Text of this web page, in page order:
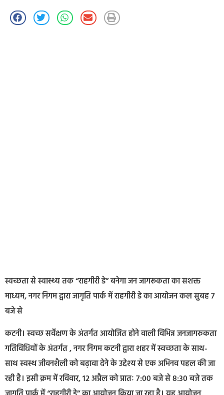
स्वच्छता से स्वास्थ्य तक “राहगीरी डे” बनेगा जन जागरूकता का सशक्त
माध्यम, नगर निगम द्वारा जागृति पार्क में राहगीरी डे का आयोजन कल सुबह 7
बजे से
कटनी। स्वच्छ सर्वेक्षण के अंतर्गत आयोजित होने वाली विभिन्न जनजागरुकता
गतिविधियों के अंतर्गत , नगर निगम कटनी द्वारा शहर में स्वच्छता के साथ-
साथ स्वस्थ जीवनशैली को बढ़ावा देने के उद्देश्य से एक अभिनव पहल की जा
रही है। इसी क्रम में रविवार, 12 अप्रैल को प्रातः 7:00 बजे से 8:30 बजे तक